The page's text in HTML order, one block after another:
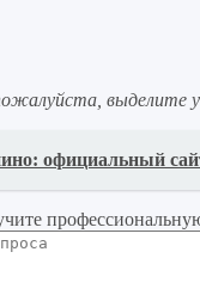
выделите
официальный